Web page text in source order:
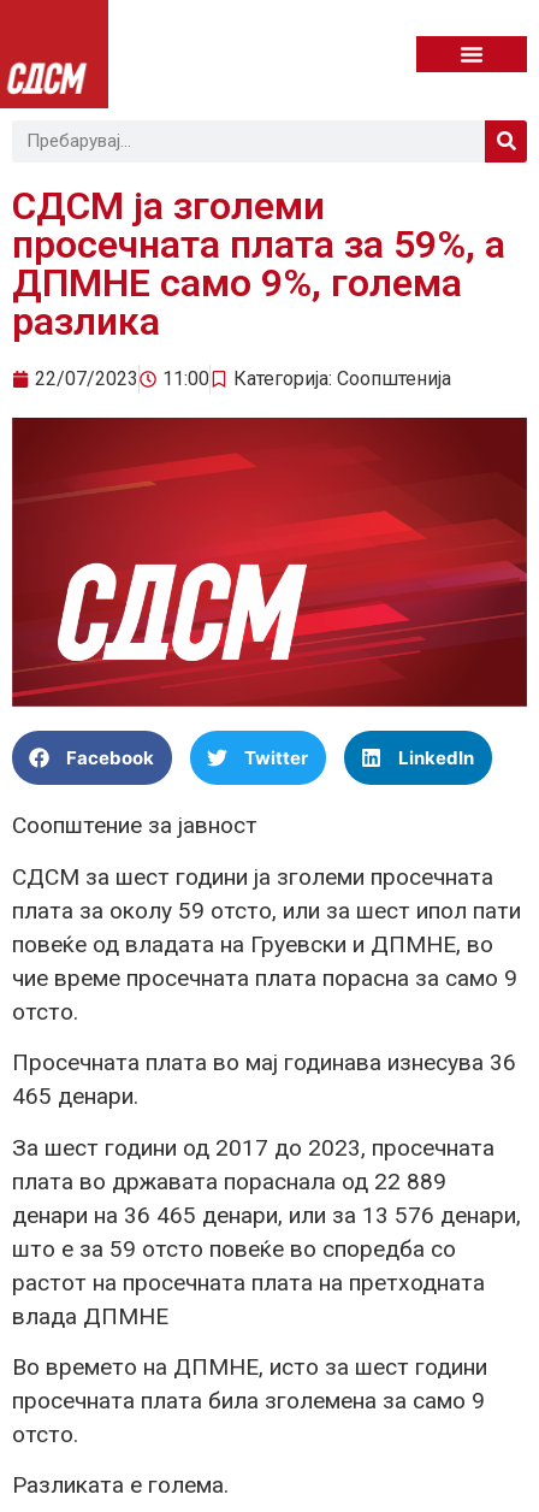
СДСМ ја зголеми
просечната плата за 59%, а
ДПМНЕ само 9%, голема
разлика
22/07/2023 11:00 Категорија: Соопштенија
Facebook Twitter LinkedIn
Соопштение за јавност
СДСМ за шест години ја зголеми просечната
плата за околу 59 отсто, или за шест ипол пати
повеќе од владата на Груевски и ДПМНЕ, во
чие време просечната плата порасна за само 9
отсто.
Просечната плата во мај годинава изнесува 36
465 денари.
За шест години од 2017 до 2023, просечната
плата во државата пораснала од 22 889
денари на 36 465 денари, или за 13 576 денари,
што е за 59 отсто повеќе во споредба со
растот на просечната плата на претходната
влада ДПМНЕ
Во времето на ДПМНЕ, исто за шест години
просечната плата била зголемена за само 9
отсто.
Разликата е голема.